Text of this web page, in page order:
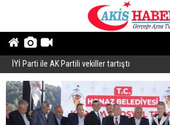
İYİ Parti ile AK Partili vekiller tartıştı